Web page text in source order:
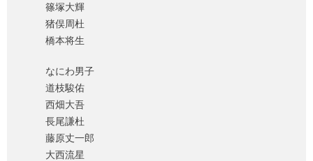
篠塚大輝
猪俣周杜
橋本将生
なにわ男子
道枝駿佑
西畑大吾
長尾謙杜
藤原丈一郎
大西流星